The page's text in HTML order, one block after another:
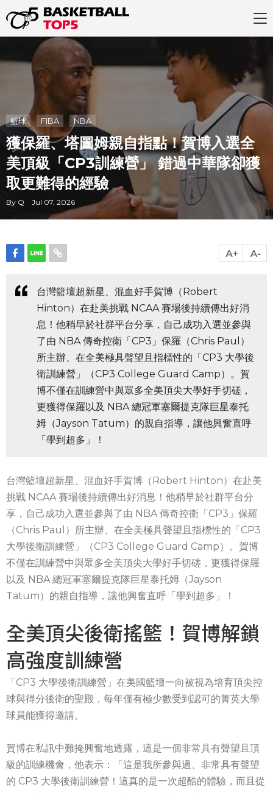
籃球 FIBA NBA
獲保羅、塔圖姆親自指點！賀博入選全
美頂級「CP3訓練營」 錯過中華隊卻獲
取更難得的經驗
By Q Jul 07, 2026
台灣籃壇超新星、混血好手賀博（Robert
Hinton）在赴美挑戰 NCAA 賽場後持續傳出好消
息！他稍早於社群平台分享，自己成功入選並參與
了由 NBA 傳奇控衛「CP3」保羅（Chris Paul）
所主辦、在全美極具聲望且指標性的「CP3 大學後
衛訓練營」（CP3 College Guard Camp）。賀
博不僅在訓練營中與眾多全美頂尖大學好手切磋，
更獲得保羅以及 NBA 總冠軍塞爾提克隊巨星泰托
姆（Jayson Tatum）的親自指導，讓他興奮直呼
「學到超多」！
台灣籃壇超新星、混血好手賀博（Robert Hinton）在赴美
挑戰 NCAA 賽場後持續傳出好消息！他稍早於社群平台分
享，自己成功入選並參與了由 NBA 傳奇控衛「CP3」保羅
（Chris Paul）所主辦、在全美極具聲望且指標性的「CP3
大學後衛訓練營」（CP3 College Guard Camp）。賀博
不僅在訓練營中與眾多全美頂尖大學好手切磋，更獲得保羅
以及 NBA 總冠軍塞爾提克隊巨星泰托姆（Jayson
Tatum）的親自指導，讓他興奮直呼「學到超多」！
全美頂尖後衛搖籃！賀博解鎖
高強度訓練營
「CP3 大學後衛訓練營」在美國籃壇一向被視為培育頂尖控
球與得分後衛的聖殿，每年僅有極少數受到認可的菁英大學
球員能獲得邀請。
賀博在私訊中難掩興奮地透露，這是一個非常具有聲望且頂
級的訓練機會，他表示：「這是我所參與過、非常具有聲望
的 CP3 大學後衛訓練營！這真的是一次超酷的體驗，而且從